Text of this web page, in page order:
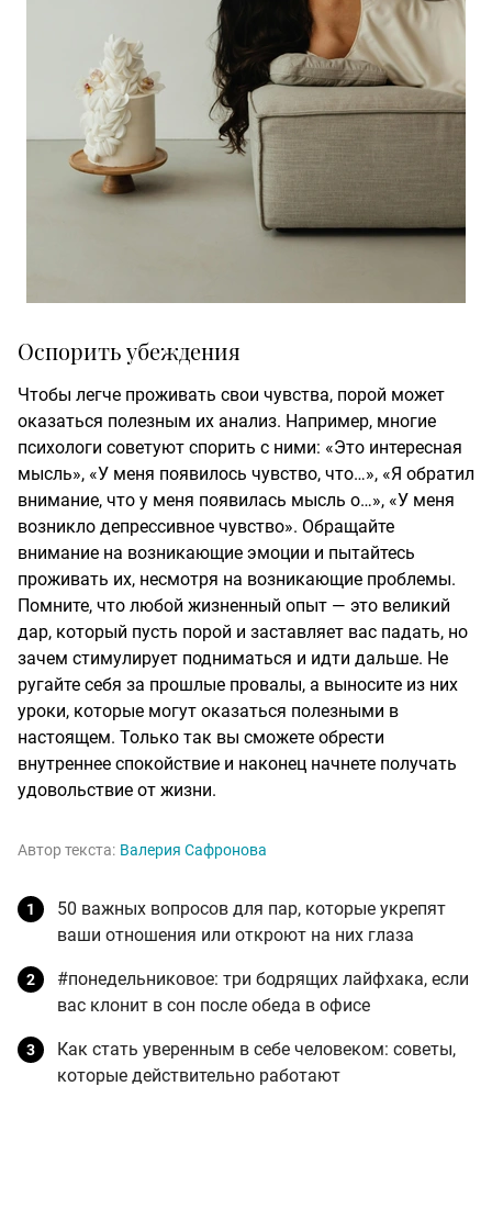
Оспорить убеждения
Чтобы легче проживать свои чувства, порой может
оказаться полезным их анализ. Например, многие
психологи советуют спорить с ними: «Это интересная
мысль», «У меня появилось чувство, что…», «Я обратил
внимание, что у меня появилась мысль о…», «У меня
возникло депрессивное чувство». Обращайте
внимание на возникающие эмоции и пытайтесь
проживать их, несмотря на возникающие проблемы.
Помните, что любой жизненный опыт — это великий
дар, который пусть порой и заставляет вас падать, но
зачем стимулирует подниматься и идти дальше. Не
ругайте себя за прошлые провалы, а выносите из них
уроки, которые могут оказаться полезными в
настоящем. Только так вы сможете обрести
внутреннее спокойствие и наконец начнете получать
удовольствие от жизни.
Автор текста: Валерия Сафронова
50 важных вопросов для пар, которые укрепят
ваши отношения или откроют на них глаза
#понедельниковое: три бодрящих лайфхака, если
вас клонит в сон после обеда в офисе
Как стать уверенным в себе человеком: советы,
которые действительно работают